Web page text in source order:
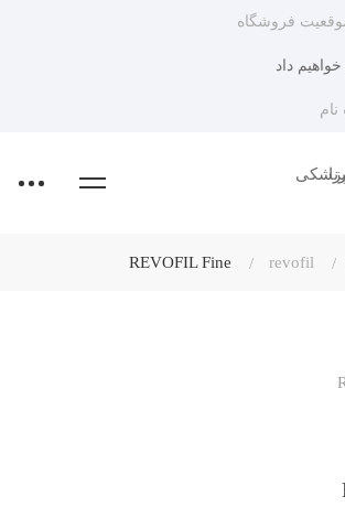
فروشگاه
داد
revofil
REVOFIL Fine